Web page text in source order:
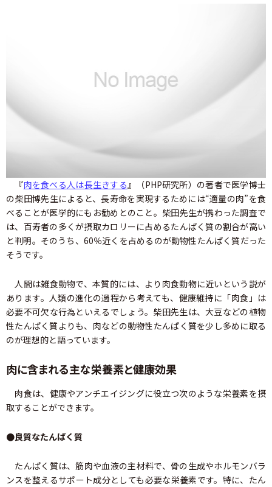
『肉を食べる人は長生きする』（PHP研究所）の著者で医学博士
の柴田博先生によると、長寿命を実現するためには“適量の肉”を食
べることが医学的にもお勧めとのこと。柴田先生が携わった調査で
は、百寿者の多くが摂取カロリーに占めるたんぱく質の割合が高い
と判明。そのうち、60％近くを占めるのが動物性たんぱく質だった
そうです。
人間は雑食動物で、本質的には、より肉食動物に近いという説が
あります。人類の進化の過程から考えても、健康維持に「肉食」は
必要不可欠な行為といえるでしょう。柴田先生は、大豆などの植物
性たんぱく質よりも、肉などの動物性たんぱく質を少し多めに取る
のが理想的と語っています。
肉に含まれる主な栄養素と健康効果
肉食は、健康やアンチエイジングに役立つ次のような栄養素を摂
取することができます。
●良質なたんぱく質
たんぱく質は、筋肉や血液の主材料で、骨の生成やホルモンバラ
ンスを整えるサポート成分としても必要な栄養素です。特に、たん